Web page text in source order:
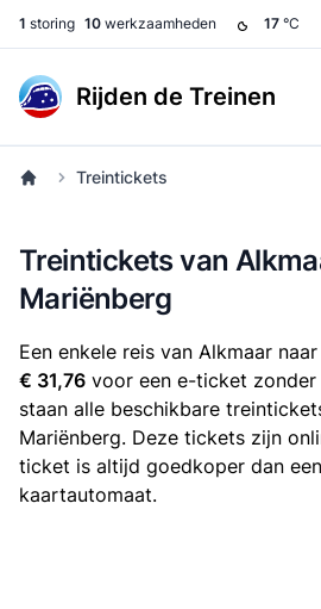
1 storing 10 werkzaamheden 17 °C
Rijden de Treinen
Treintickets
Treintickets van
Mariënberg
Een enkele reis van Alkmaar
€ 31,76 voor een e-ticket zonder
staan alle beschikbare
Mariënberg. Deze tickets zijn
ticket is altijd goedkoper dan
kaartautomaat.